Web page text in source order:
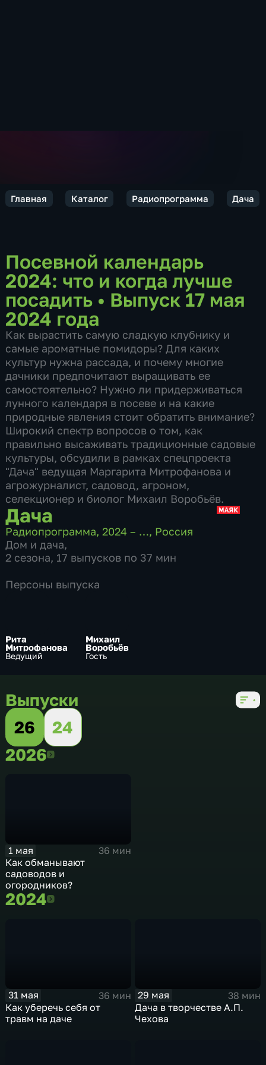
Главная Каталог Радиопрограмма Дача
Посевной календарь
2024: что и когда лучше
посадить • Выпуск 17 мая
2024 года
Как вырастить самую сладкую клубнику и
самые ароматные помидоры? Для каких
культур нужна рассада, и почему многие
дачники предпочитают выращивать ее
самостоятельно? Нужно ли придерживаться
лунного календаря в посеве и на какие
природные явления стоит обратить внимание?
Широкий спектр вопросов о том, как
правильно высаживать традиционные садовые
культуры, обсудили в рамках спецпроекта
"Дача" ведущая Маргарита Митрофанова и
агрожурналист, садовод, агроном,
селекционер и биолог Михаил Воробьёв.
Дача
Радиопрограмма, 2024 – …, Россия
Дом и дача,
2 сезона, 17 выпусков по 37 мин
Персоны выпуска
Рита
Митрофанова
Ведущий
Михаил
Воробьёв
Гость
Выпуски
26
24
20262026
1 мая
36 мин
Как обманывают
садоводов и
огородников?
20242024
31 мая
36 мин
Как уберечь себя от
травм на даче
29 мая
38 мин
Дача в творчестве А.П.
Чехова